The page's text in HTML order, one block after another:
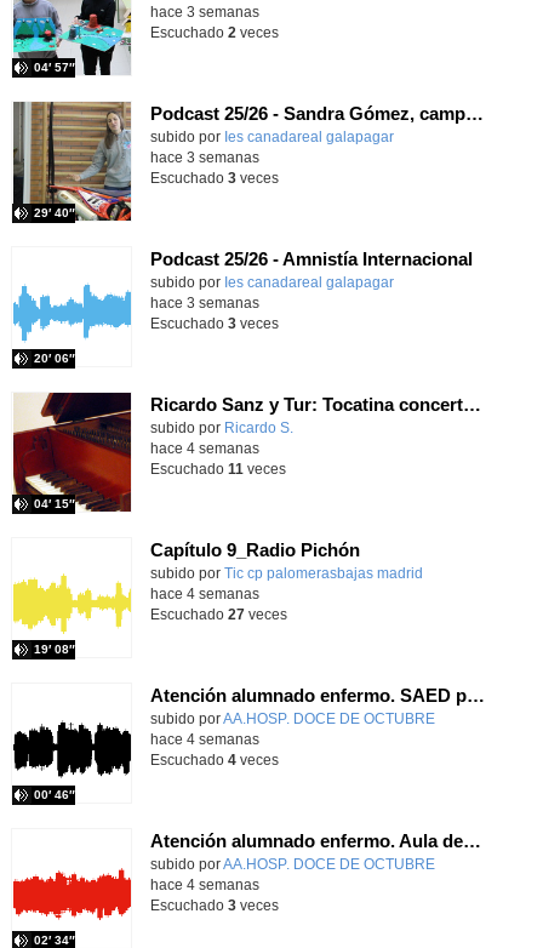
04′ 57″
hace 3 semanas
Escuchado 2 veces
Podcast 25/26 - Sandra Gómez, campeona de Enduro
subido por Ies canadareal galapagar
29′ 40″
-
hace 3 semanas
Escuchado 3veces
Podcast 25/26 - Amnistía Internacional
subido por Ies canadareal galapagar
20′ 06″
-
hace 3 semanas
Escuchado 3veces
Ricardo Sanz y Tur: Tocatina concertante al aire español
subido por Ricardo S.
04′ 15″
hace 4 semanas
Escuchado 11 veces
Capítulo 9_Radio Pichón
Contenido educativo.
subido por Tic cp palomerasbajas madrid
19′ 08″
hace 4 semanas
Escuchado 27veces
Atención alumnado enfermo. SAED primaria. José Nesh-Nash García
Contenido educativo.
subido porAA.HOSP. DOCE DE OCTUBRE
00′ 46″
-
hace 4 semanas
Escuchado 4veces
Atención alumnado enfermo. Aula dentro del hospital. Sara Martín Fernández.
Contenido educativo.
subido porAA.HOSP. DOCE DE OCTUBRE
02′ 34″
-
hace 4 semanas
Escuchado 3veces